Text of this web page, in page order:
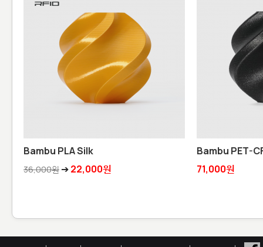
Bambu PLA Silk
36,000원 ➔22,000원
Bambu PET-
71,000원